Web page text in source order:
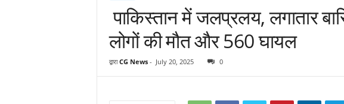
पाकिस्तान में जलप्रलय, लगातार
लोगों की मौत और 560 घायल
द्वारा CG News- July 20, 2025 0